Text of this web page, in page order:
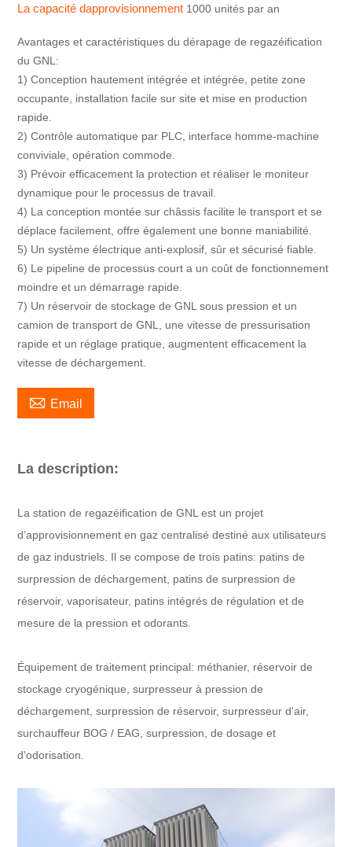
La capacité dapprovisionnement 1000 unités par an
Avantages et caractéristiques du dérapage de regazéification
du GNL:
1) Conception hautement intégrée et intégrée, petite zone
occupante, installation facile sur site et mise en production
rapide.
2) Contrôle automatique par PLC, interface homme-machine
conviviale, opération commode.
3) Prévoir efficacement la protection et réaliser le moniteur
dynamique pour le processus de travail.
4) La conception montée sur châssis facilite le transport et se
déplace facilement, offre également une bonne maniabilité.
5) Un système électrique anti-explosif, sûr et sécurisé fiable.
6) Le pipeline de processus court a un coût de fonctionnement
moindre et un démarrage rapide.
7) Un réservoir de stockage de GNL sous pression et un
camion de transport de GNL, une vitesse de pressurisation
rapide et un réglage pratique, augmentent efficacement la
vitesse de déchargement.
 Email
La description:
La station de regazéification de GNL est un projet
d’approvisionnement en gaz centralisé destiné aux utilisateurs
de gaz industriels. Il se compose de trois patins: patins de
surpression de déchargement, patins de surpression de
réservoir, vaporisateur, patins intégrés de régulation et de
mesure de la pression et odorants.
Équipement de traitement principal: méthanier, réservoir de
stockage cryogénique, surpresseur à pression de
déchargement, surpression de réservoir, surpresseur d'air,
surchauffeur BOG / EAG, surpression, de dosage et
d'odorisation.